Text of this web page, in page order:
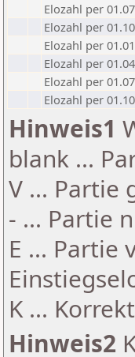
Elozahl per
Elozahl per
Elozahl per
Elozahl per
Elozahl per
Elozahl per
Hinweis1
blank ...
V ... Partie
- ... Partie
E ... Partie
K ...
Hinweis2